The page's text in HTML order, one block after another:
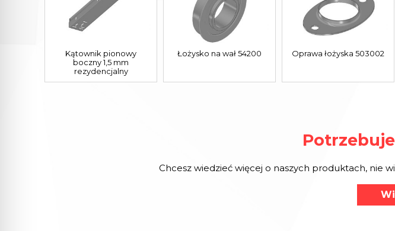
Kątownik pionowy
boczny 1,5 mm
rezydencjalny
Łożysko na wał 54200 Oprawa łożyska 503002
Chcesz wiedzieć więcej o naszych produktach, nie